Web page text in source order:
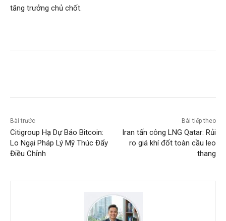
tăng trưởng chủ chốt.
Bài trước
Citigroup Hạ Dự Báo Bitcoin:
Lo Ngại Pháp Lý Mỹ Thúc Đẩy
Điều Chỉnh
Bài tiếp theo
Iran tấn công LNG Qatar: Rủi
ro giá khí đốt toàn cầu leo
thang